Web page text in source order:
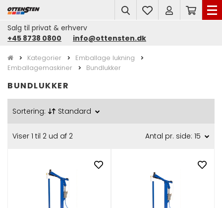
search
Salg til privat & erhverv
+45 8738 0800
info@ottensten.dk
Kategorier
Emballage lukning
Emballagemaskiner
Bundlukker
BUNDLUKKER
Sortering: Standard
Viser 1 til 2 ud af 2 Antal pr. side: 15